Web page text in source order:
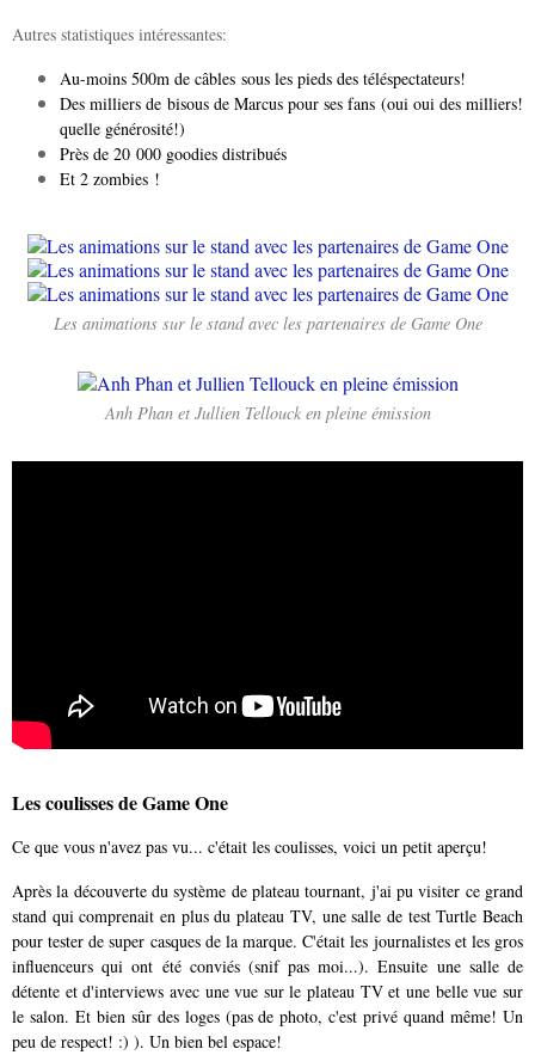
Autres statistiques intéressantes:
Au-moins 500m de câbles sous les pieds des téléspectateurs!
Des milliers de bisous de Marcus pour ses fans (oui oui des milliers!
quelle générosité!)
Près de 20 000 goodies distribués
Et 2 zombies !
Les animations sur le stand avec les partenaires de Game One
Anh Phan et Jullien Tellouck en pleine émission
Les coulisses de Game One
Ce que vous n'avez pas vu... c'était les coulisses, voici un petit aperçu!
Après la découverte du système de plateau tournant, j'ai pu visiter ce grand
stand qui comprenait en plus du plateau TV, une salle de test Turtle Beach
pour tester de super casques de la marque. C'était les journalistes et les gros
influenceurs qui ont été conviés (snif pas moi...). Ensuite une salle de
détente et d'interviews avec une vue sur le plateau TV et une belle vue sur
le salon. Et bien sûr des loges (pas de photo, c'est privé quand même! Un
peu de respect! :) ). Un bien bel espace!